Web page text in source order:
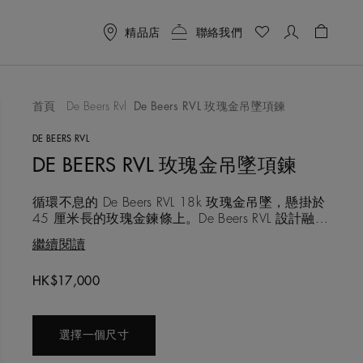
精品店 聯絡我們
愛清單
首頁 De Beers Rvl De Beers RVL 玫瑰金吊墜項鍊
DE BEERS RVL
DE BEERS RVL 玫瑰金吊墜項鍊
循環不息的 De Beers RVL 18k 玫瑰金吊墜，懸掛於
45 厘米長的玫瑰金鍊條上。De Beers RVL 設計融合
金屬上。這款吊墜的側面隱藏著一枚美鑽，低調而
和力量。
繼續閱讀
HK$17,000
選擇一個尺寸